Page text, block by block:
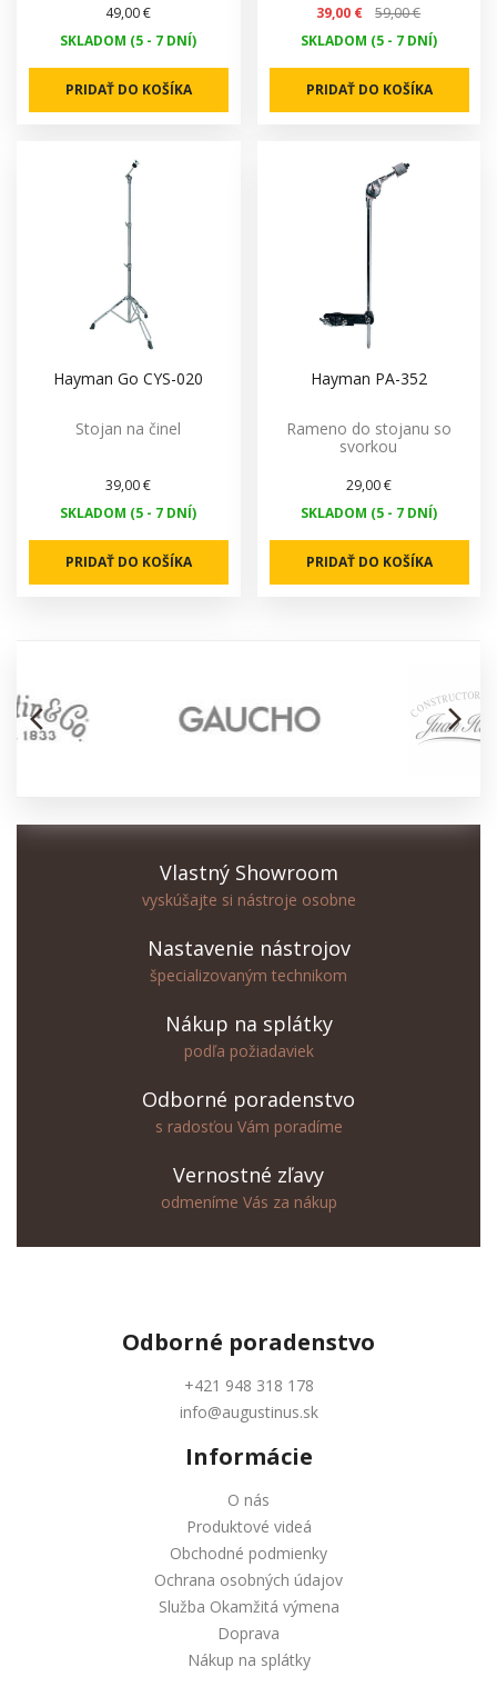
49,00 €
SKLADOM (5 - 7 DNÍ)
PRIDAŤ DO KOŠÍKA
39,00 €
59,00 €
SKLADOM (5 - 7 DNÍ)
PRIDAŤ DO KOŠÍKA
Hayman Go CYS-020
Stojan na činel
39,00 €
SKLADOM (5 - 7 DNÍ)
PRIDAŤ DO KOŠÍKA
Hayman PA-352
Rameno do stojanu so
svorkou
29,00 €
SKLADOM (5 - 7 DNÍ)
PRIDAŤ DO KOŠÍKA
arrow_back_ios arrow_forward_ios
Vlastný Showroom
vyskúšajte si nástroje osobne
Nastavenie nástrojov
špecializovaným technikom
Nákup na splátky
podľa požiadaviek
Odborné poradenstvo
s radosťou Vám poradíme
Vernostné zľavy
odmeníme Vás za nákup
Odborné poradenstvo
+421 948 318 178
info@augustinus.sk
Informácie
O nás
Produktové videá
Obchodné podmienky
Ochrana osobných údajov
Služba Okamžitá výmena
Doprava
Nákup na splátky